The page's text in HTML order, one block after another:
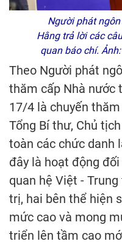
Người phát
Hằng trả lời các
quan báo chí.
Theo Người phát
thăm cấp Nhà nước
17/4 là chuyến
Tổng Bí thư, Chủ
toàn các chức danh
đây là hoạt động
quan hệ Việt -
trị, hai bên thể hiện
mức cao và mong
triển lên tầm cao